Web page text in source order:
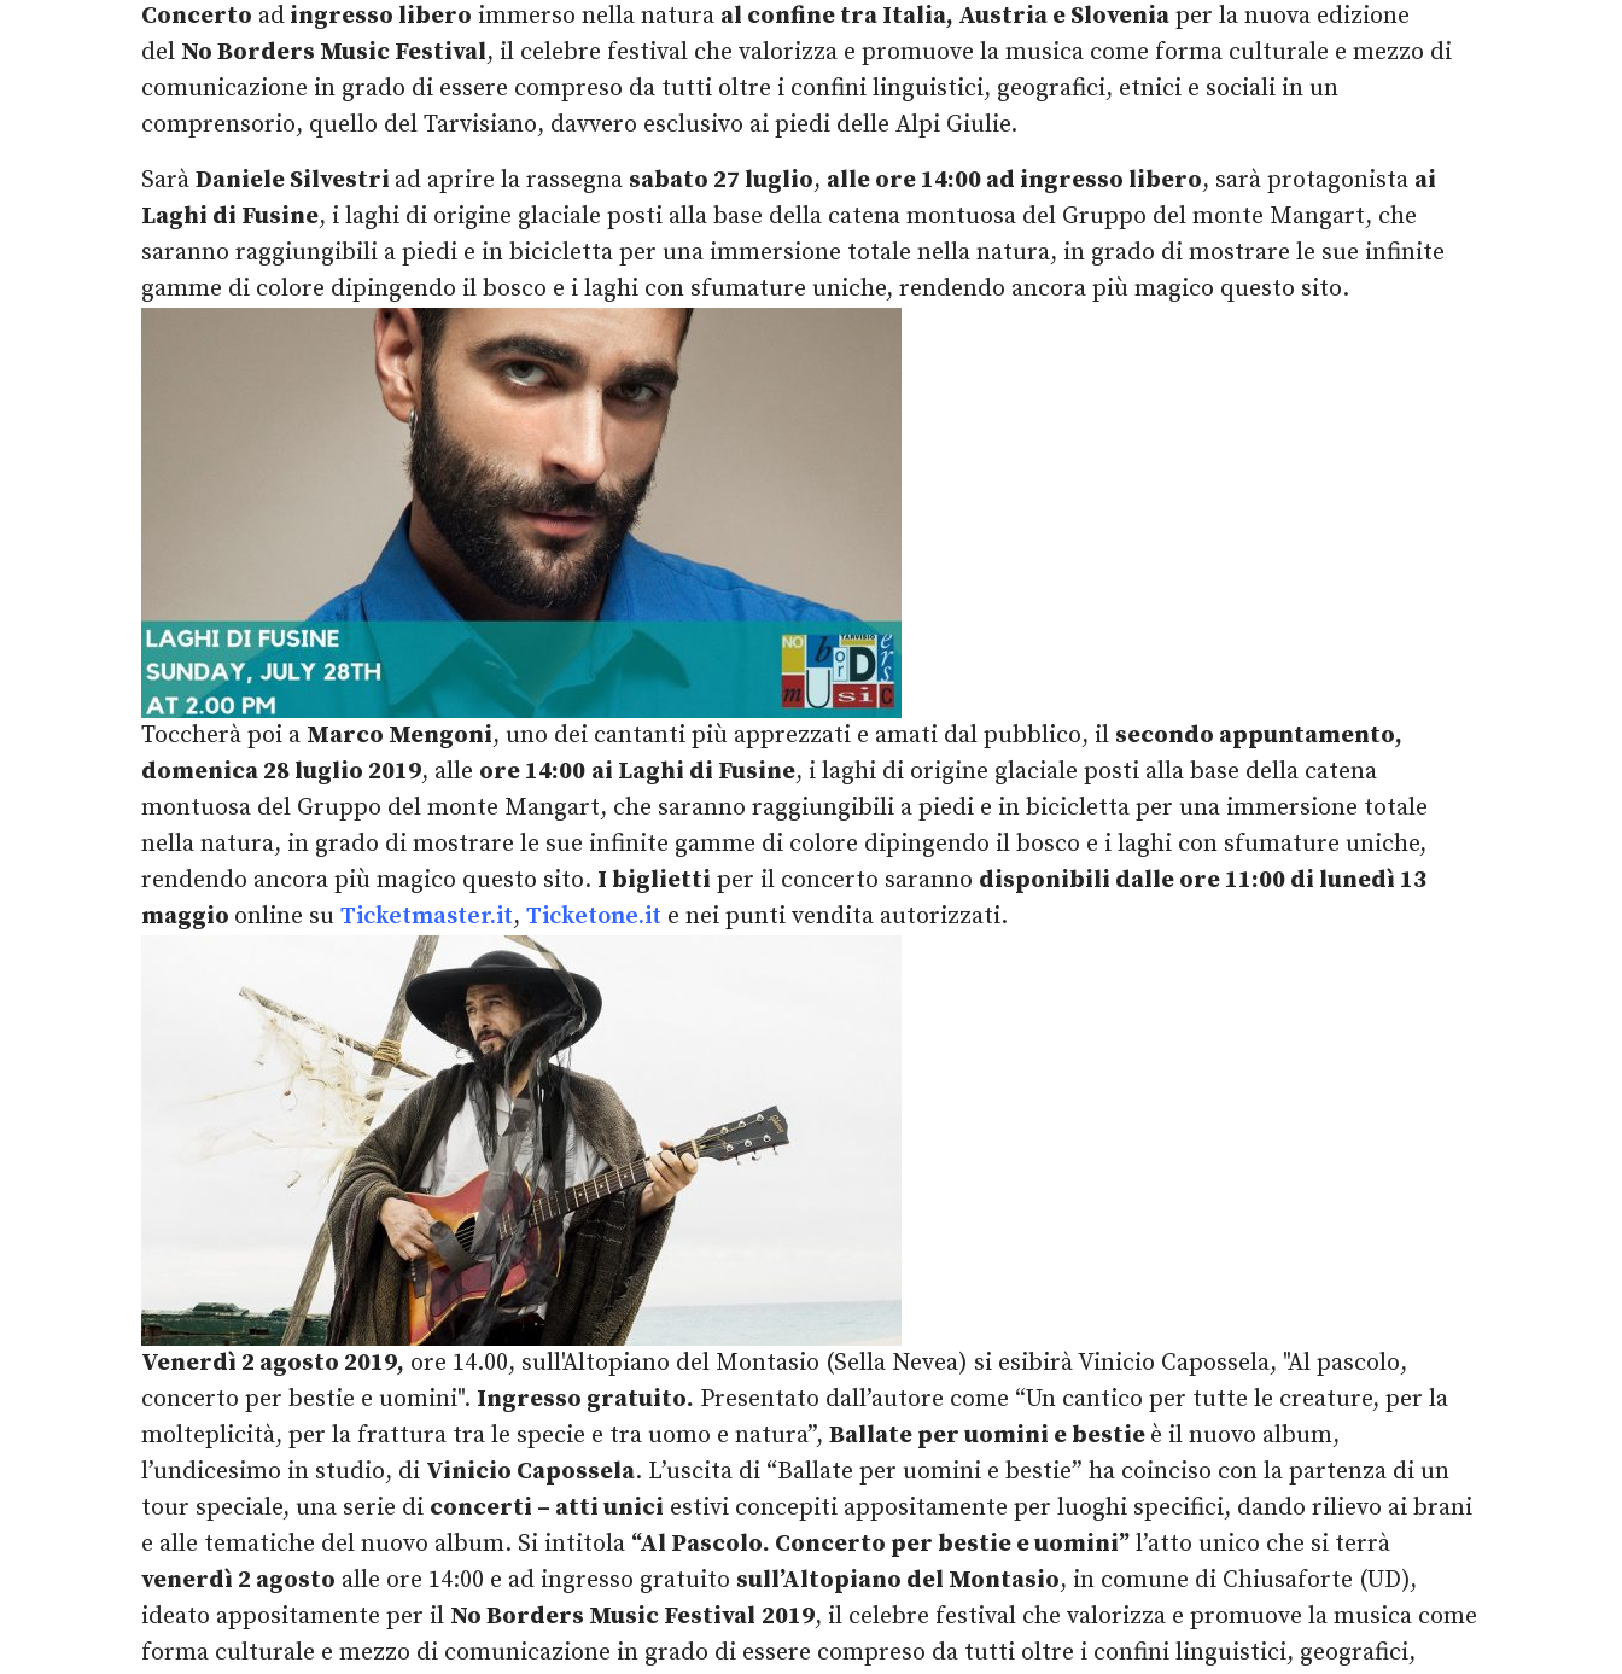
Concerto ad ingresso libero immerso nella natura al confine tra Italia, Austria e Slovenia per la nuova edizione
del No Borders Music Festival, il celebre festival che valorizza e promuove la musica come forma culturale e mezzo di
comunicazione in grado di essere compreso da tutti oltre i confini linguistici, geografici, etnici e sociali in un
comprensorio, quello del Tarvisiano, davvero esclusivo ai piedi delle Alpi Giulie.
Sarà Daniele Silvestri ad aprire la rassegna sabato 27 luglio, alle ore 14:00 ad ingresso libero, sarà protagonista ai
Laghi di Fusine, i laghi di origine glaciale posti alla base della catena montuosa del Gruppo del monte Mangart, che
saranno raggiungibili a piedi e in bicicletta per una immersione totale nella natura, in grado di mostrare le sue infinite
gamme di colore dipingendo il bosco e i laghi con sfumature uniche, rendendo ancora più magico questo sito.
Toccherà poi a Marco Mengoni, uno dei cantanti più apprezzati e amati dal pubblico, il secondo appuntamento,
domenica 28 luglio 2019, alle ore 14:00 ai Laghi di Fusine, i laghi di origine glaciale posti alla base della catena
montuosa del Gruppo del monte Mangart, che saranno raggiungibili a piedi e in bicicletta per una immersione totale
nella natura, in grado di mostrare le sue infinite gamme di colore dipingendo il bosco e i laghi con sfumature uniche,
rendendo ancora più magico questo sito. I biglietti per il concerto saranno disponibili dalle ore 11:00 di lunedì 13
maggio online su Ticketmaster.it, Ticketone.it e nei punti vendita autorizzati.
Venerdì 2 agosto 2019, ore 14.00, sull'Altopiano del Montasio (Sella Nevea) si esibirà Vinicio Capossela, "Al pascolo,
concerto per bestie e uomini". Ingresso gratuito. Presentato dall’autore come “Un cantico per tutte le creature, per la
molteplicità, per la frattura tra le specie e tra uomo e natura”, Ballate per uomini e bestie è il nuovo album,
l’undicesimo in studio, di Vinicio Capossela. L’uscita di “Ballate per uomini e bestie” ha coinciso con la partenza di un
tour speciale, una serie di concerti – atti unici estivi concepiti appositamente per luoghi specifici, dando rilievo ai brani
e alle tematiche del nuovo album. Si intitola “Al Pascolo. Concerto per bestie e uomini” l’atto unico che si terrà
venerdì 2 agosto alle ore 14:00 e ad ingresso gratuito sull’Altopiano del Montasio, in comune di Chiusaforte (UD),
ideato appositamente per il No Borders Music Festival 2019, il celebre festival che valorizza e promuove la musica come
forma culturale e mezzo di comunicazione in grado di essere compreso da tutti oltre i confini linguistici, geografici,